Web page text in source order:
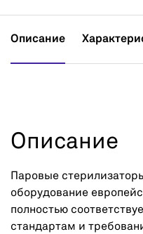
Описание
Описание
Паровые
оборудование
полностью
стандартам и